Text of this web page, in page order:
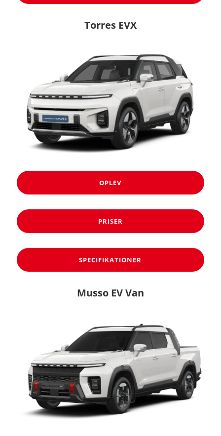
Torres EVX
OPLEV
PRISER
SPECIFIKATIONER
Musso EV Van